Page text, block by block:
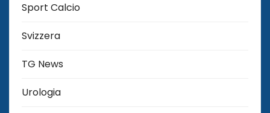
Sport Calcio
Svizzera
TG News
Urologia